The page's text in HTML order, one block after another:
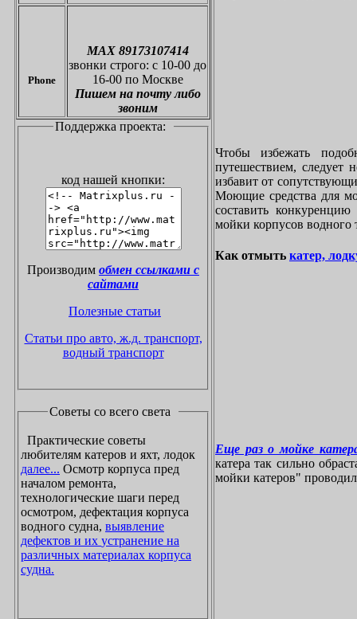
Phone
МАХ 89173107414
звонки строго: с 10-00 до
16-00 по Москве
Пишем на почту либо
звоним
Поддержка проекта:
код нашей кнопки:
Производим обмен ссылками с
сайтами
Полезные статьи
Статьи про авто, ж.д. транспорт,
водный транспорт
Советы со всего света
Практические советы
любителям катеров и яхт, лодок
далее... Осмотр корпуса пред
началом ремонта,
технологические шаги перед
осмотром, дефектация корпуса
водного судна, выявление
дефектов и их устранение на
различных материалах корпуса
судна.
Чтобы избежать
путешествием, следует
избавит от
Моющие средства для
составить
мойки корпусов водного
Как отмыть катер,
Еще раз о мойке
катера так сильно
мойки катеров"